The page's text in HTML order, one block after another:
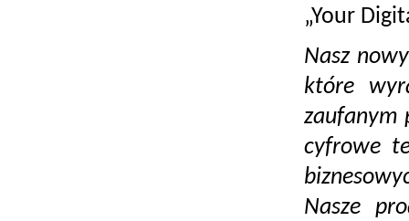
„Your
Nasz
które
zaufanym
cyfrowe
Nasze